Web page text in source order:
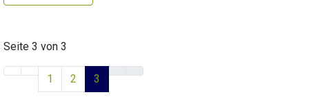
Seite 3 von 3
1 2 3